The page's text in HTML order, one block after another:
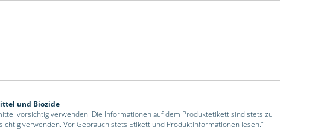
und Biozide
vorsichtig verwenden. Die Informationen auf dem Produktetikett sind stets zu
verwenden. Vor Gebrauch stets Etikett und Produktinformationen lesen.“